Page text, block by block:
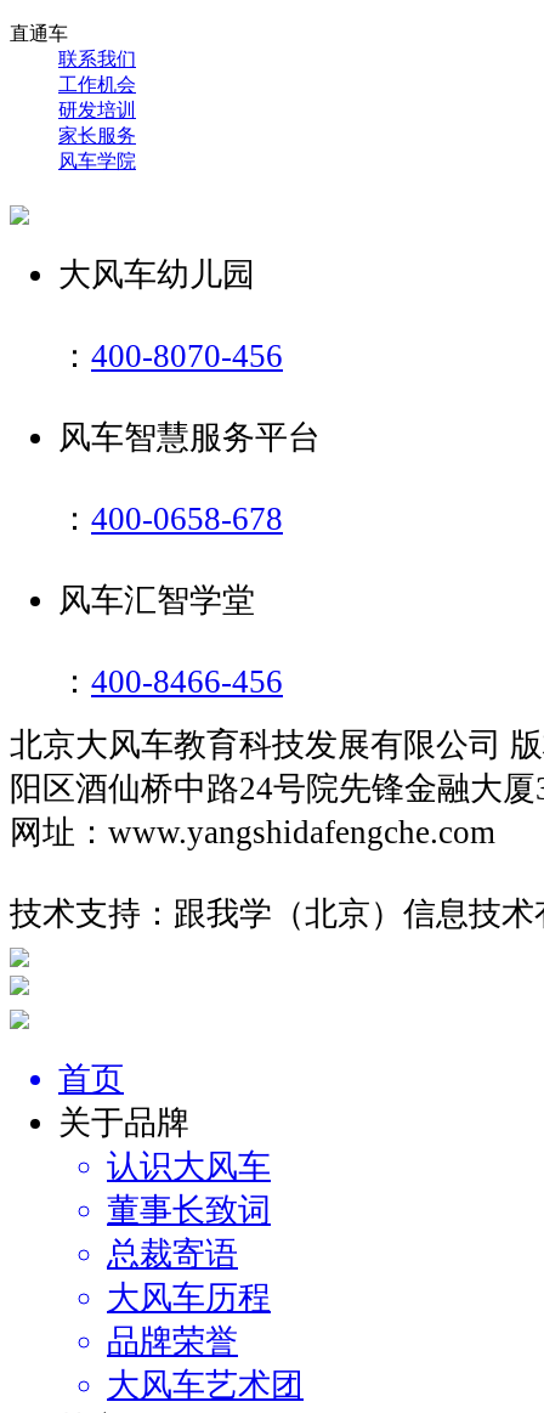
直通车
联系我们
工作机会
研发培训
家长服务
风车学院
大风车幼儿园
： 400-8070-456
风车智慧服务平台
： 400-0658-678
风车汇智学堂
： 400-8466-456
北京大风车教育科技发展有限公司
阳区酒仙桥中路24号院先锋金融大厦
网址：
技术支持：跟我学（北京）信息技术
首页
关于品牌
认识大风车
董事长致词
总裁寄语
大风车历程
品牌荣誉
大风车艺术团